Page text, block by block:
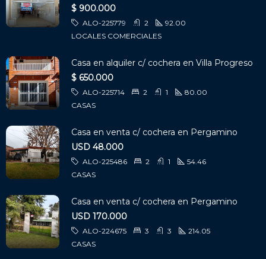
$ 900.000
ALO-225779 2
92.00
LOCALES COMERCIALES
Casa en alquiler c/ cochera en Villa Progreso
$ 650.000
ALO-225714 2 1
80.00
CASAS
Casa en venta c/ cochera en Pergamino
USD 48.000
ALO-225486 2 1
54.46
CASAS
Casa en venta c/ cochera en Pergamino
USD 170.000
ALO-224675 3 3
214.05
CASAS